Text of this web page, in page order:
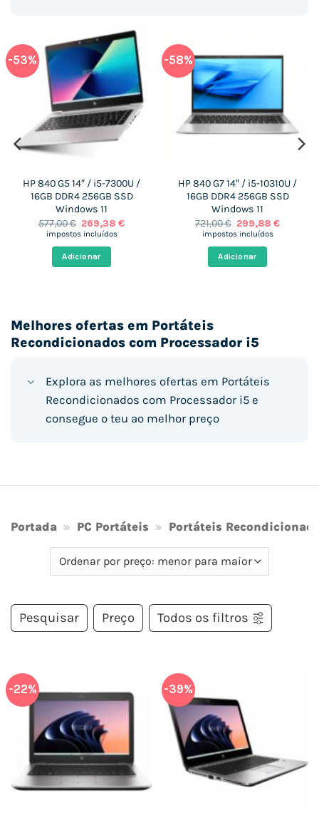
-53%
HP 840 G5 14″ / i5-7300U /
16GB DDR4 256GB SSD
Windows 11
577,00€ O
preço
era:
577,00 €.
269,38€O
impostos incluídos
Adicionar
-58%
HP 840 G7 14″ / i5-10310U /
16GB DDR4 256GB SSD
Windows 11
721,00€ O
preço
era:
721,00 €.
299,88€O
impostos incluídos
Adicionar
Melhores ofertas em Portáteis
Recondicionados com Processador i5
Explora as melhores ofertas em Portáteis
Recondicionados com Processador i5 e
consegue o teu ao melhor preço
Portada » PC Portáteis » Portáteis
Pesquisar Preço Todos os filtros
-22% -39%